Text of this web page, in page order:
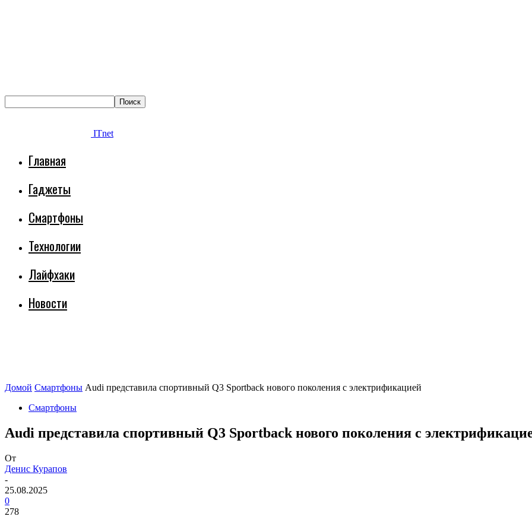
ITnet
Главная
Гаджеты
Смартфоны
Технологии
Лайфхаки
Новости
Домой Смартфоны Audi представила спортивный Q3 Sportback нового поколения с электрификацией
Смартфоны
Audi представила спортивный Q3 Sportback нового поколения с
От
Денис Курапов
-
25.08.2025
0
278